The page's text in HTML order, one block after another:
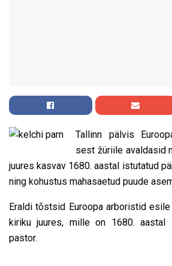
Tallinn pälvis
sest žüriile avaldasid
juures kasvav 1680. aastal istutatud
ning kohustus mahasaetud puude
Eraldi tõstsid Euroopa arboristid
kiriku juures, mille on 1680. aastal
pastor.